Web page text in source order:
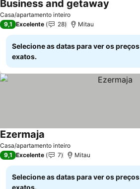
Casa/apartamento inteiro
Business and getaway
9,1 Excelente 28 Mitau
Selecione as datas para ver os preços
exatos.
Casa/apartamento inteiro
Ezermaja
9,1 Excelente 7 Mitau
Selecione as datas para ver os preços
exatos.